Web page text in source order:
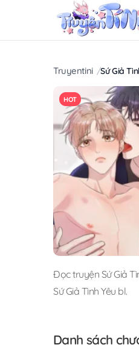
Truyentini Sứ Giả
HOT
Đọc truyện Sứ Giả
Sứ Giả Tình Yêu bl.
Danh sách